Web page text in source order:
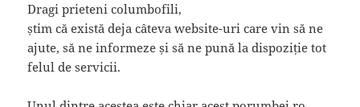
Dragi prieteni columbofili,
știm că există deja câteva website-uri care vin să ne
ajute, să ne informeze și să ne pună la dispoziție tot
felul de servicii.